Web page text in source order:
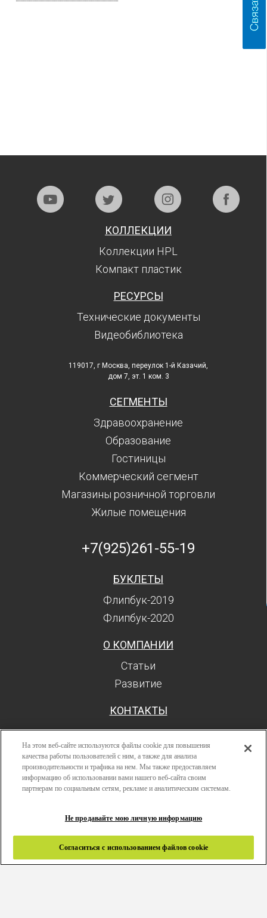
КОЛЛЕКЦИИ
Коллекции HPL
Компакт пластик
РЕСУРСЫ
Технические документы
Видеобиблиотека
119017, г Москва, переулок 1-й Казачий,
дом 7, эт. 1 ком. 3
СЕГМЕНТЫ
Здравоохранение
Образование
Гостиницы
Коммерческий сегмент
Магазины розничной торговли
Жилые помещения
+7(925)261-55-19
БУКЛЕТЫ
Флипбук-2019
Флипбук-2020
О КОМПАНИИ
Статьи
Развитие
КОНТАКТЫ
Поиск
Авторизоваться
Развитие
Правила и условия
На этом веб-сайте используются файлы cookie для повышения
качества работы пользователей с ним, а также для анализа
производительности и трафика на нем. Мы также предоставляем
информацию об использовании вами нашего веб-сайта своим
партнерам по социальным сетям, рекламе и аналитическим системам.
Не продавайте мою личную информацию
Согласиться с использованием файлов cookie